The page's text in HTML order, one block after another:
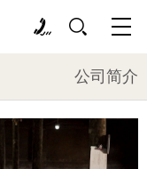
公司简介